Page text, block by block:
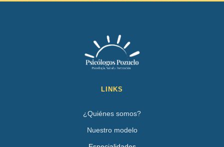
LINKS
¿Quiénes somos?
Nuestro modelo